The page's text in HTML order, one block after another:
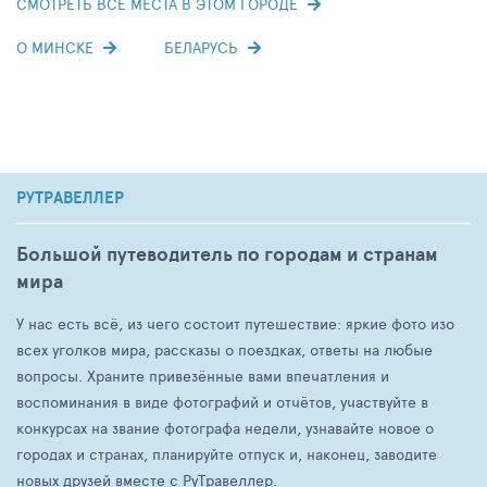
О МИНСКЕ БЕЛАРУСЬ
РУТРАВЕЛЛЕР
Большой путеводитель по городам и странам
мира
У нас есть всё, из чего состоит путешествие: яркие фото изо
всех уголков мира, рассказы о поездках, ответы на любые
вопросы. Храните привезённые вами впечатления и
воспоминания в виде фотографий и отчётов, участвуйте в
конкурсах на звание фотографа недели, узнавайте новое о
городах и странах, планируйте отпуск и, наконец, заводите
новых друзей вместе с РуТравеллер.